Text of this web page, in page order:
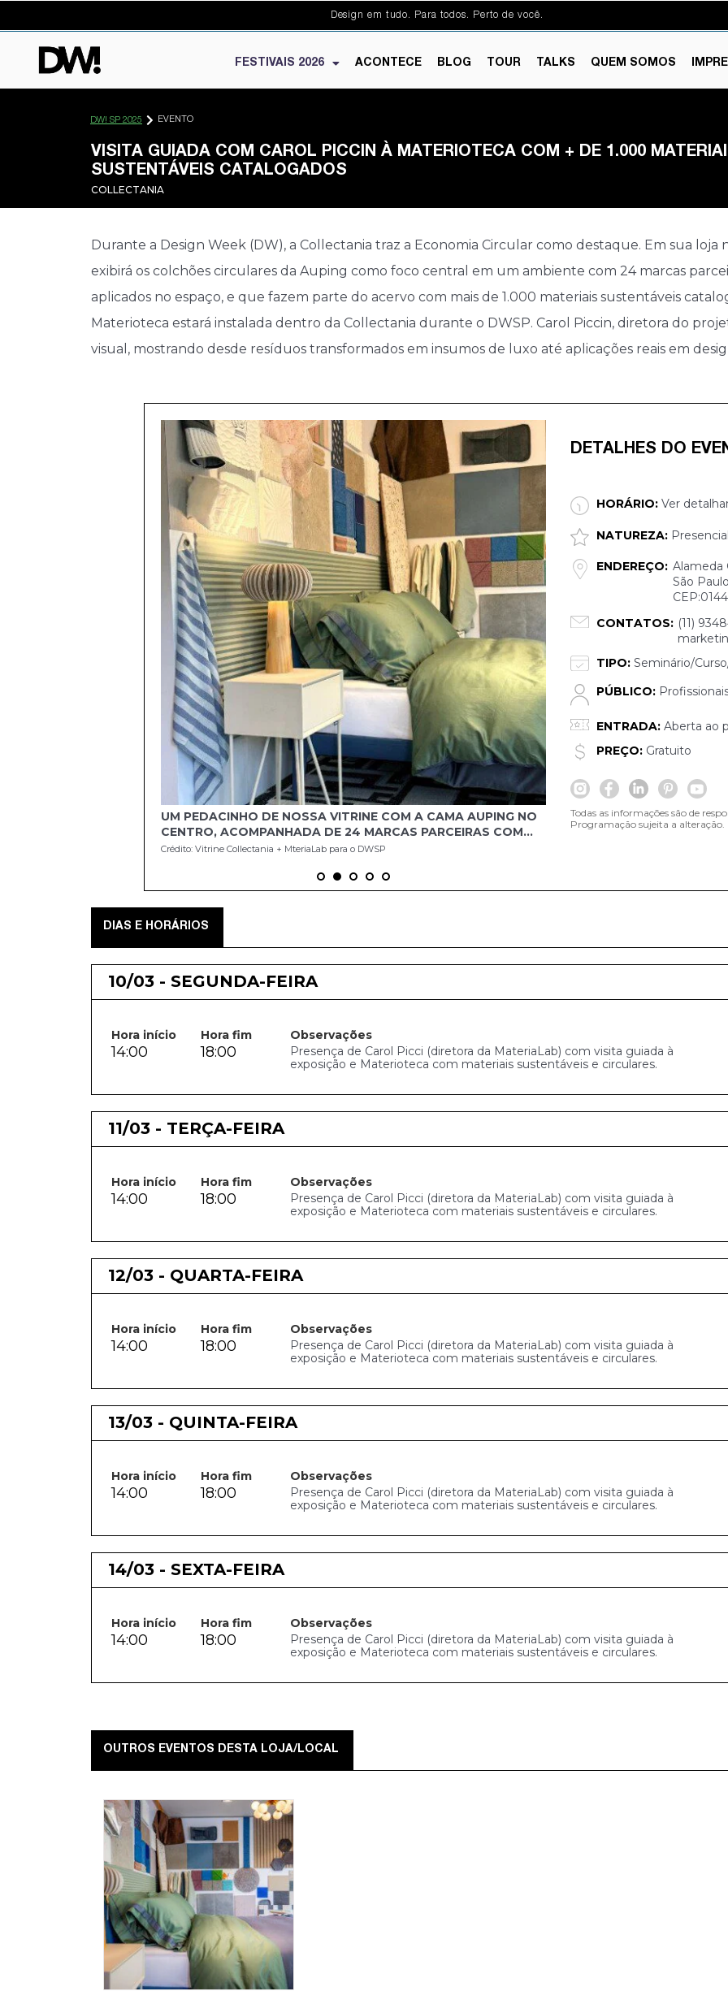
Design em tudo. Para todos. Perto de você.
FESTIVAIS 2026 ACONTECE BLOG TOUR TALKS QUEM SOMOS
DW! SP 2025 EVENTO
VISITA GUIADA COM CAROL PICCIN À MATERIOTECA COM + DE 1.000
SUSTENTÁVEIS CATALOGADOS
COLLECTANIA
Durante a Design Week (DW), a Collectania traz a Economia Circular como destaque. Em sua loja
exibirá os colchões circulares da Auping como foco central em um ambiente com 24 marcas
aplicados no espaço, e que fazem parte do acervo com mais de 1.000 materiais sustentáveis
Materioteca estará instalada dentro da Collectania durante o DWSP. Carol Piccin, diretora do
visual, mostrando desde resíduos transformados em insumos de luxo até aplicações reais em
UM PEDACINHO DE NOSSA VITRINE COM A CAMA AUPING NO
CENTRO, ACOMPANHADA DE 24 MARCAS PARCEIRAS COM
SEUS MATERIAIS SUSTENTÁVEIS, QUE FAZEM PARTE TAMBÉM
Crédito: Vitrine Collectania + MteriaLab para o DWSP
CAMA AUPING NOA + PAINEL
SANDÁLIAS HAVAIANAS,
DETALHES DO
HORÁRIO: Ver
NATUREZA:
ENDEREÇO: Alameda
São
CONTATOS: (11)
TIPO: Seminário/
PÚBLICO:
ENTRADA: Aberta ao
PREÇO: Gratuito
Todas as informações são de
Programação sujeita a alteração.
DIAS E HORÁRIOS
10/03 - SEGUNDA-FEIRA
Hora início Hora fim Observações
14:00 18:00
Presença de Carol Picci (diretora da MateriaLab) com visita guiada à
exposição e Materioteca com materiais sustentáveis e circulares.
11/03 - TERÇA-FEIRA
Hora início Hora fim Observações
14:00 18:00
Presença de Carol Picci (diretora da MateriaLab) com visita guiada à
exposição e Materioteca com materiais sustentáveis e circulares.
12/03 - QUARTA-FEIRA
Hora início Hora fim Observações
14:00 18:00
Presença de Carol Picci (diretora da MateriaLab) com visita guiada à
exposição e Materioteca com materiais sustentáveis e circulares.
13/03 - QUINTA-FEIRA
Hora início Hora fim Observações
14:00 18:00
Presença de Carol Picci (diretora da MateriaLab) com visita guiada à
exposição e Materioteca com materiais sustentáveis e circulares.
14/03 - SEXTA-FEIRA
Hora início Hora fim Observações
14:00 18:00
Presença de Carol Picci (diretora da MateriaLab) com visita guiada à
exposição e Materioteca com materiais sustentáveis e circulares.
OUTROS EVENTOS DESTA LOJA/LOCAL